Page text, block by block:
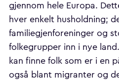
gjennom hele Europa.
hver enkelt husholdning;
familiegjenforeninger og
folkegrupper inn i nye
kan finne folk som er i en
også blant migranter og